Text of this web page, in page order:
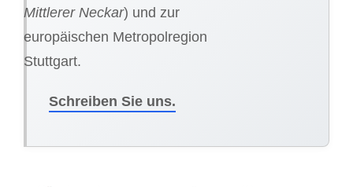
Mittlerer Neckar) und zur
europäischen Metropolregion
Stuttgart.
Schreiben Sie uns.